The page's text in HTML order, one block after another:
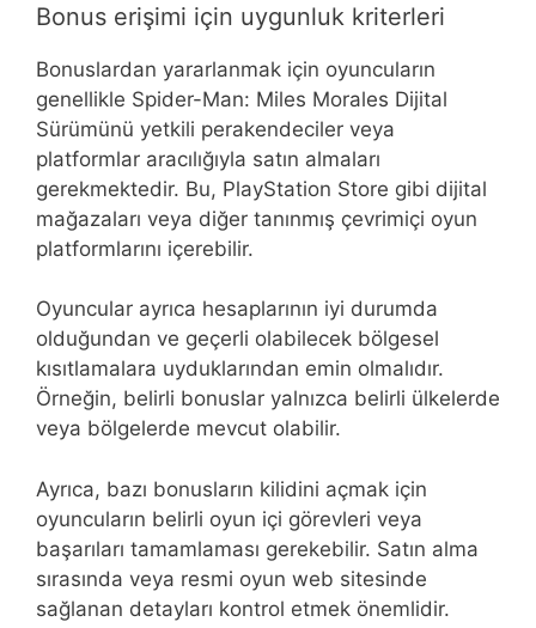
Bonus erişimi için uygunluk kriterleri
Bonuslardan yararlanmak için oyuncuların
genellikle Spider-Man: Miles Morales Dijital
Sürümünü yetkili perakendeciler veya
platformlar aracılığıyla satın almaları
gerekmektedir. Bu, PlayStation Store gibi dijital
mağazaları veya diğer tanınmış çevrimiçi oyun
platformlarını içerebilir.
Oyuncular ayrıca hesaplarının iyi durumda
olduğundan ve geçerli olabilecek bölgesel
kısıtlamalara uyduklarından emin olmalıdır.
Örneğin, belirli bonuslar yalnızca belirli ülkelerde
veya bölgelerde mevcut olabilir.
Ayrıca, bazı bonusların kilidini açmak için
oyuncuların belirli oyun içi görevleri veya
başarıları tamamlaması gerekebilir. Satın alma
sırasında veya resmi oyun web sitesinde
sağlanan detayları kontrol etmek önemlidir.